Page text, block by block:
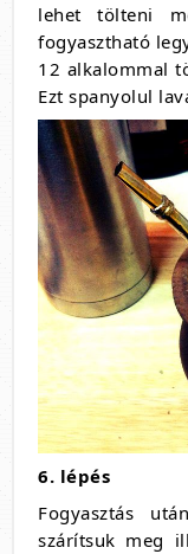
lehet tölteni
fogyasztható
12 alkalommal
Ezt spanyolul
6. lépés
Fogyasztás
szárítsuk meg